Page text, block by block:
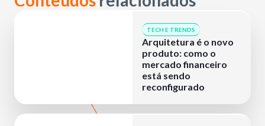
TECH E TRENDS
Arquitetura é o novo
produto: como o
mercado financeiro
está sendo
reconfigurado